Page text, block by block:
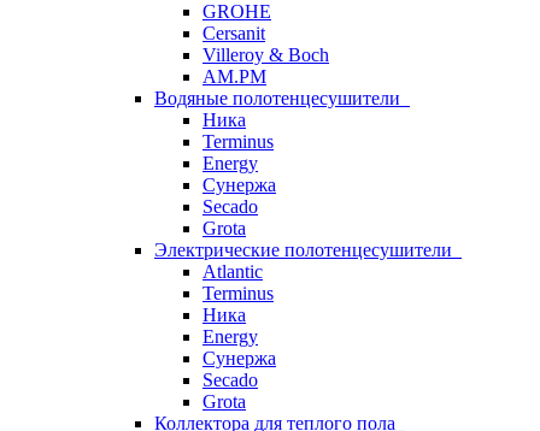
GROHE
Cersanit
Villeroy & Boch
AM.PM
Водяные полотенцесушители
Ника
Terminus
Energy
Сунержа
Secado
Grota
Электрические полотенцесушители
Atlantic
Terminus
Ника
Energy
Сунержа
Secado
Grota
Коллектора для теплого пола